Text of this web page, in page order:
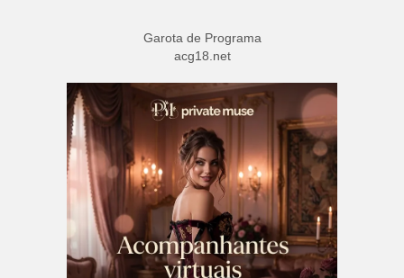
Garota de Programa
acg18.net